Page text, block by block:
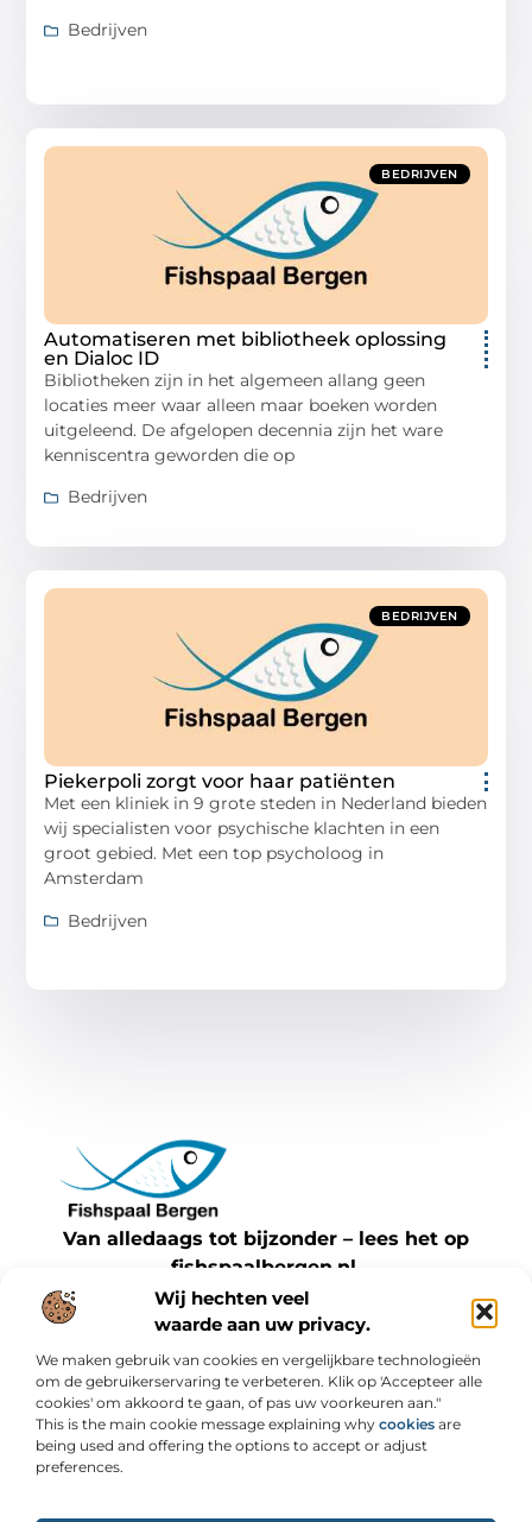
Wij hechten veel
waarde aan uw privacy.
We maken gebruik van cookies en vergelijkbare technologieën
om de gebruikerservaring te verbeteren. Klik op 'Accepteer alle
cookies' om akkoord te gaan, of pas uw voorkeuren aan."
This is the main cookie message explaining why cookies are
being used and offering the options to accept or adjust
preferences.
Bedrijven
BEDRIJVEN
Automatiseren met bibliotheek oplossing
en Dialoc ID
Bibliotheken zijn in het algemeen allang geen
locaties meer waar alleen maar boeken worden
uitgeleend. De afgelopen decennia zijn het ware
kenniscentra geworden die op
Bedrijven
BEDRIJVEN
Piekerpoli zorgt voor haar patiënten
Met een kliniek in 9 grote steden in Nederland bieden
wij specialisten voor psychische klachten in een
groot gebied. Met een top psycholoog in
Amsterdam
Bedrijven
Van alledaags tot bijzonder – lees het op
fishspaalbergen.nl.
Ontdek inspirerende blogs en artikelen over
alles wat het dagelijks leven te bieden heeft.
Bericht categorie
Onze informatie